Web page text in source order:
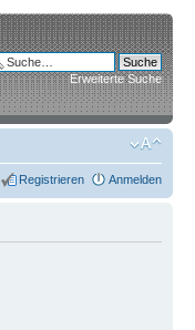
Erweiterte Suche
Registrieren Anmelden